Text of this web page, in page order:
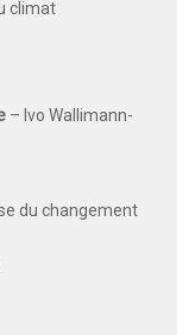
climat
– Ivo Wallimann-
du changement